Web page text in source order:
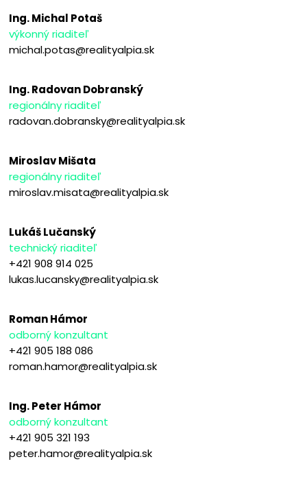
Ing. Michal Potaš
výkonný riaditeľ
michal.potas@realityalpia.sk
Ing. Radovan Dobranský
regionálny riaditeľ
radovan.dobransky@realityalpia.sk
Miroslav Mišata
regionálny riaditeľ
miroslav.misata@realityalpia.sk
Lukáš Lučanský
technický riaditeľ
+421 908 914 025
lukas.lucansky@realityalpia.sk
Roman Hámor
odborný konzultant
+421 905 188 086
roman.hamor@realityalpia.sk
Ing. Peter Hámor
odborný konzultant
+421 905 321 193
peter.hamor@realityalpia.sk